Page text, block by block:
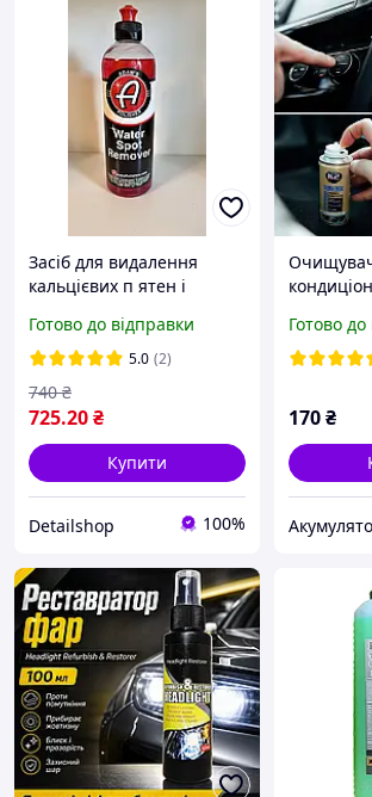
Засіб для видалення
кальцієвих п ятен і
remover Adams Polishes
473 ml
Готово до відправки
5.0 (2)
725.20₴
740 ₴
Купити
Detailshop 100%
аерозоль
мл K222FL
Готово
170₴